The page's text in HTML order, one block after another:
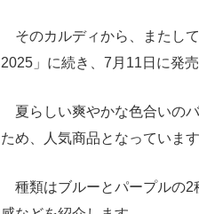
そのカルディから、またし
2025」に続き、7月11日に発
夏らしい爽やかな色合いの
ため、人気商品となっています
種類はブルーとパープルの2